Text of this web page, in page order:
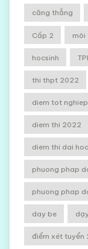
căng thẳng
Cấp 2 môi
hocsinh
thi thpt 2022
diem tot
diem thi 2022
diem thi dai
phuong phap
phuong phap
day be
điểm xét tuyển